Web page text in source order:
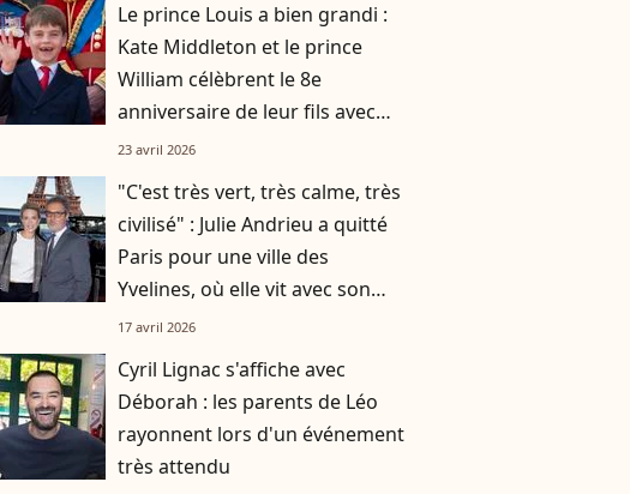
Le prince Louis a bien grandi :
Kate Middleton et le prince
William célèbrent le 8e
anniversaire de leur fils avec
des images inédites
23 avril 2026
"C'est très vert, très calme, très
civilisé" : Julie Andrieu a quitté
Paris pour une ville des
Yvelines, où elle vit avec son
mari et leurs deux enfants
17 avril 2026
Cyril Lignac s'affiche avec
Déborah : les parents de Léo
rayonnent lors d'un événement
très attendu